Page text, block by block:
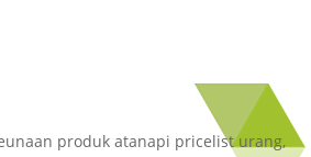
produk atanapi pricelist urang,